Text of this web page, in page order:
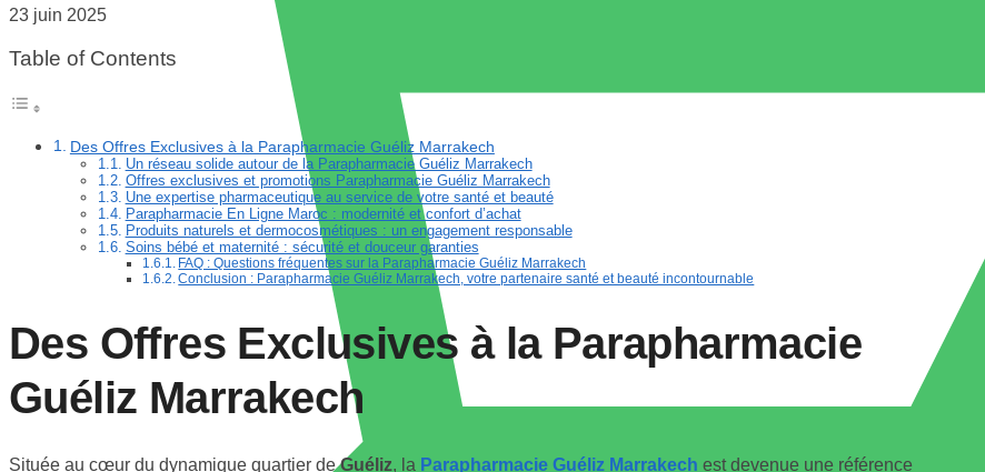
23 juin 2025
Table of Contents
Des Offres Exclusives à la Parapharmacie Guéliz Marrakech
Un réseau solide autour de la Parapharmacie Guéliz Marrakech
Offres exclusives et promotions Parapharmacie Guéliz Marrakech
Une expertise pharmaceutique au service de votre santé et beauté
Parapharmacie En Ligne Maroc : modernité et confort d’achat
Produits naturels et dermocosmétiques : un engagement responsable
Soins bébé et maternité : sécurité et douceur garanties
FAQ : Questions fréquentes sur la Parapharmacie Guéliz Marrakech
Conclusion : Parapharmacie Guéliz Marrakech, votre partenaire santé et beauté incontournable
Des Offres Exclusives à la Parapharmacie
Guéliz Marrakech
Située au cœur du dynamique quartier deGuéliz, la Parapharmacie Guéliz Marrakech est devenue une référence